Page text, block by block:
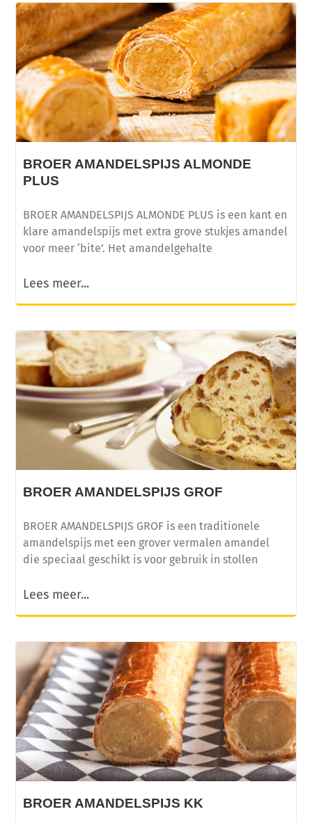
BROER AMANDELSPIJS ALMONDE
PLUS
BROER AMANDELSPIJS ALMONDE PLUS is een kant en
klare amandelspijs met extra grove stukjes amandel
voor meer ‘bite’. Het amandelgehalte
Lees meer...
BROER AMANDELSPIJS GROF
BROER AMANDELSPIJS GROF is een traditionele
amandelspijs met een grover vermalen amandel
die speciaal geschikt is voor gebruik in stollen
Lees meer...
BROER AMANDELSPIJS KK